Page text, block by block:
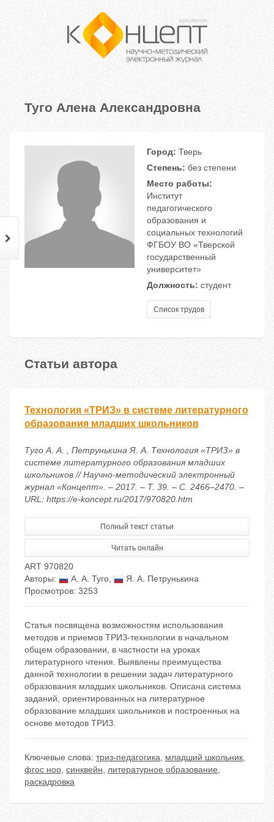
Туго Алена Александровна
Город: Тверь
Степень: без степени
Место работы:
Институт
педагогического
образования и
социальных технологий
ФГБОУ ВО «Тверской
государственный
университет»
Должность: студент
Список трудов
Статьи автора
Технология «ТРИЗ» в системе литературного
образования младших школьников
Туго А. А. , Петрунькина Я. А. Технология «ТРИЗ» в
системе литературного образования младших
школьников // Научно-методический электронный
журнал «Концепт». – 2017. – Т. 39. – С. 2466–2470. –
URL: https://e-koncept.ru/2017/970820.htm
Полный текст статьи
Читать онлайн
ART 970820
Авторы:
А. А. Туго,
Я. А. Петрунькина
Просмотров: 3253
Статья посвящена возможностям использования
методов и приемов ТРИЗ-технологии в начальном
общем образовании, в частности на уроках
литературного чтения. Выявлены преимущества
данной технологии в решении задач литературного
образования младших школьников. Описана система
заданий, ориентированных на литературное
образование младших школьников и построенных на
основе методов ТРИЗ.
Ключевые слова: триз-педагогика, младший школьник,
фгос ноо, синквейн, литературное образование,
раскадровка